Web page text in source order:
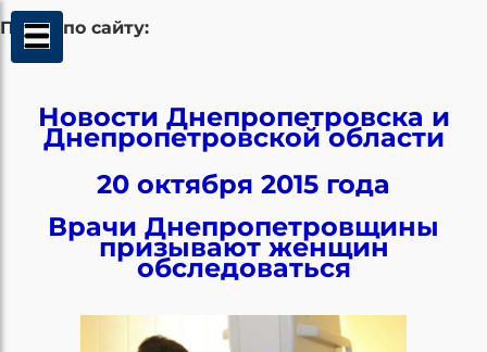
Поиск по сайту:
Новости Днепропетровска и
Днепропетровской области
20 октября 2015 года
Врачи Днепропетровщины
призывают женщин
обследоваться